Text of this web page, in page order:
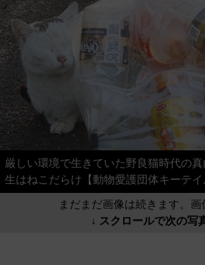
厳しい環境で生きていた野良猫時代の
生はねこだらけ【動物愛護団体キーテイ
まだまだ画像は続きます。画
↓ スクロールで次の写